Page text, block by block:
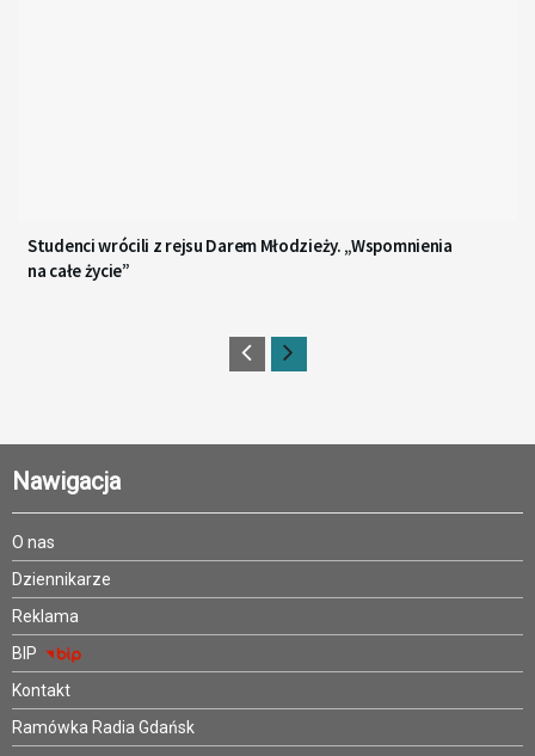
Studenci wrócili z rejsu Darem Młodzieży. „Wspomnienia
na całe życie”
Nawigacja
O nas
Dziennikarze
Reklama
BIP
Kontakt
Ramówka Radia Gdańsk